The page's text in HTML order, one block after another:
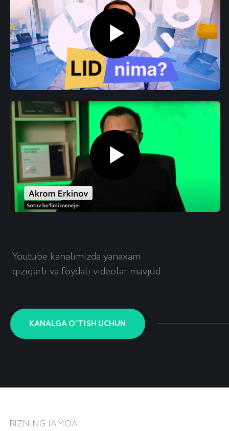
Loyixa bo‘yichamaslaxat
ALOQA UCHUN
Bepul maslaxat uchun ariza qoldiring yoki bizga
qo‘ng‘iroq qiling. Biz talablaringizni o‘rganib
chiqamiz va kompaniyangiz uchun optimal
yechim taklif qilamiz.
Toshkent shahri, Chust ko'chasi, 1-uy
ARIZA QOLDIRISH
+998 (78) 113-49-99
info@icorp.uz
Manzil